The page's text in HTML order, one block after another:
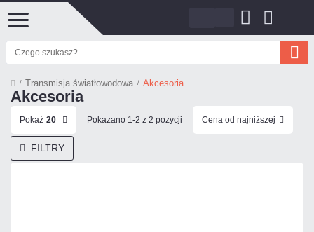
Transmisja światłowodowa Akcesoria
Akcesoria
Pokaż 20 Pokazano 1-2 z 2 pozycji Cena od najniższej
FILTRY